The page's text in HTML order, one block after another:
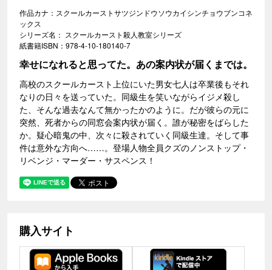
作品カナ：スクールカーストサツジンドウソウカイシンチョウブンコネ
ックス
シリーズ名： スクールカースト殺人教室シリーズ
紙書籍ISBN：978-4-10-180140-7
幸せになれると思ってた。あの案内状が届くまでは。
高校のスクールカースト上位にいた男女七人は卒業後もそれ
なりの日々を送っていた。同級生を笑いながらイジメ殺し
た、そんな過去なんて無かったかのように。だが彼らの元に
突然、死者からの同窓会案内状が届く。誰が秘密をばらした
か。疑心暗鬼の中、次々に殺されていく同級生達。そして事
件は意外な方向へ……。登場人物全員クズのノンストップ・
リベンジ・マーダー・サスペンス！
購入サイト